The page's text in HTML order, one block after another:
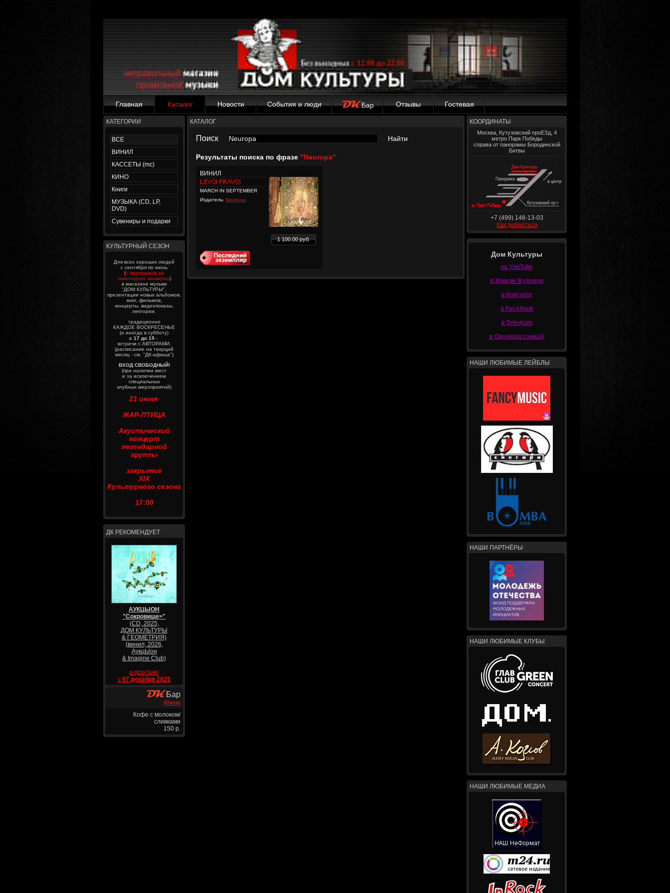
Главная Каталог Новости События и люди Бар Отзывы Гостевая
КАТЕГОРИИ
ВСЕ
ВИНИЛ
КАССЕТЫ (mc)
КИНО
Книги
МУЗЫКА (CD, LP,
DVD)
Сувениры и подарки
КУЛЬТУРНЫЙ СЕЗОН
Для всех хороших людей
с сентября по июнь
(с перерывом на
новогодние каникулы)
в магазине музыки
"ДОМ КУЛЬТУРЫ",
презентации новых альбомов,
книг, фильмов,
концерты, видеопоказы,
лектории.
традиционно
КАЖДОЕ ВОСКРЕСЕНЬЕ
(и иногда в субботу)
с 17 до 19 -
встречи с АВТОРАМИ.
(расписание на текущий
месяц - см. "ДК-афиша")
ВХОД СВОБОДНЫЙ!
(при наличии мест
и за исключением
специальных
клубных мероприятий)
21 июня
ЖАР-ПТИЦА
Акустический
концерт
легендарной
группы
закрытие
XIX
Культурного сезона
17:00
ДК РЕКОМЕНДУЕТ
АУКЦЫОН
"Сокровище>"
(CD, 2025,
ДОМ КУЛЬТУРЫ
& ГЕОМЕТРИЯ)
(винил, 2026,
АукцЫон
& Imagine Club)
в продаже
с 07 декабря 2025
Бар
Меню
Кофе с молоком/
сливками
150 р.
КАТАЛОГ
Поиск Найти
Результаты поиска по фразе "Neuropa"
ВИНИЛ
LEVOI PRAVOI
MARCH IN SEPTEMBER
Издатель: Neuropa
1 100.00 руб.
КООРДИНАТЫ
Москва, Кутузовский проЕЗд, 4
метро Парк Победы
справа от панорамы Бородинской
Битвы
+7 (499) 148-13-03
Как добраться
Дом Культуры
на YouTube
в Живом Журнале
в Контакте
в Facebook
в Telegram
в ОдноклассникаХ
НАШИ ЛЮБИМЫЕ ЛЕЙБЛЫ
НАШИ ПАРТНЁРЫ
НАШИ ЛЮБИМЫЕ КЛУБЫ
НАШИ ЛЮБИМЫЕ МЕДИА